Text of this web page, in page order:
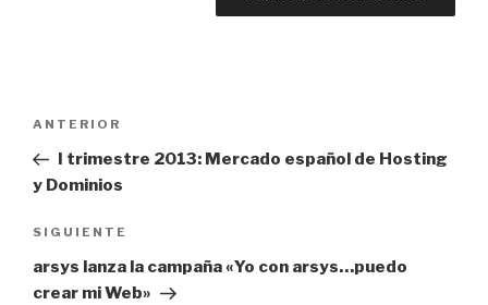
entradas
Entrada
anterior:
ANTERIOR
I trimestre 2013: Mercado español de Hosting
y Dominios
Siguiente
entrada
SIGUIENTE
arsys lanza la campaña «Yo con arsys…puedo
crear mi Web»